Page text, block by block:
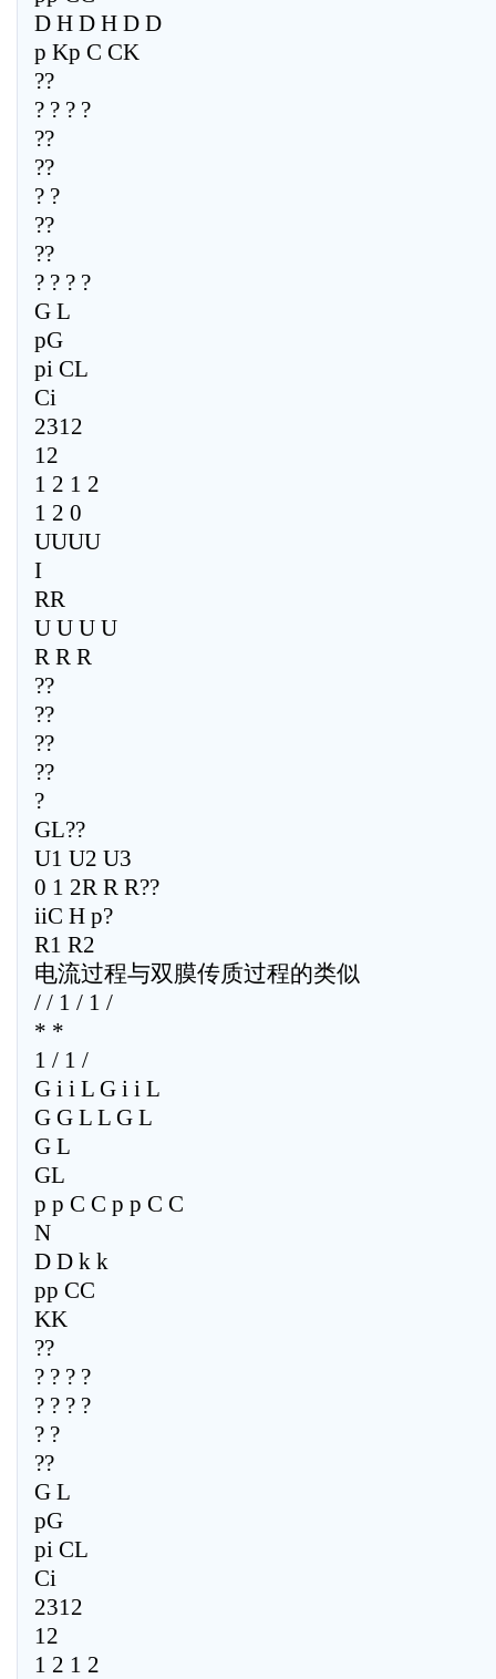
D H D H D D
p Kp C CK
??
? ? ? ?
??
??
? ?
??
??
? ? ? ?
G L
pG
pi CL
Ci
2312
12
1 2 1 2
1 2 0
UUUU
I
RR
U U U U
R R R
??
??
??
??
?
GL??
U1 U2 U3
0 1 2R R R??
iiC H p?
R1 R2
电流过程与双膜传质过程的类似
/ / 1 / 1 /
* *
1 / 1 /
G i i L G i i L
G G L L G L
G L
GL
p p C C p p C C
N
D D k k
pp CC
KK
??
? ? ? ?
? ? ? ?
? ?
??
G L
pG
pi CL
Ci
2312
12
1 2 1 2